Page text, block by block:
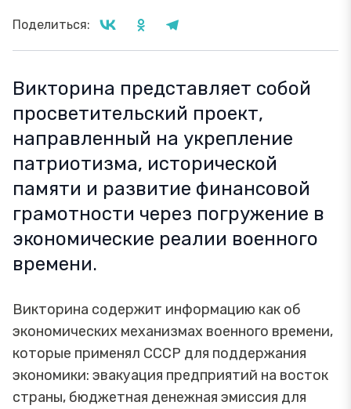
Поделиться:
Викторина представляет собой
просветительский проект,
направленный на укрепление
патриотизма, исторической
памяти и развитие финансовой
грамотности через погружение в
экономические реалии военного
времени.
Викторина содержит информацию как об
экономических механизмах военного времени,
которые применял СССР для поддержания
экономики: эвакуация предприятий на восток
страны, бюджетная денежная эмиссия для